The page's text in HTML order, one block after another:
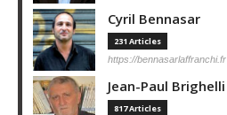
Cyril Bennasar
231 Articles
https://bennasarlaffranchi.fr
Jean-Paul Brighelli
817 Articles